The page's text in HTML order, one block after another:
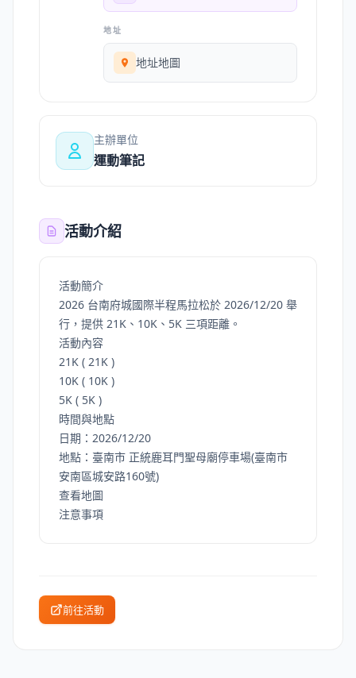
地址
地址地圖
主辦單位
運動筆記
活動介紹
活動簡介
2026 台南府城國際半程馬拉松於 2026/12/20 舉
行，提供 21K、10K、5K 三項距離。
活動內容
21K ( 21K )
10K ( 10K )
5K ( 5K )
時間與地點
日期：2026/12/20
地點：臺南市 正統鹿耳門聖母廟停車場(臺南市
安南區城安路160號)
查看地圖
注意事項
前往活動